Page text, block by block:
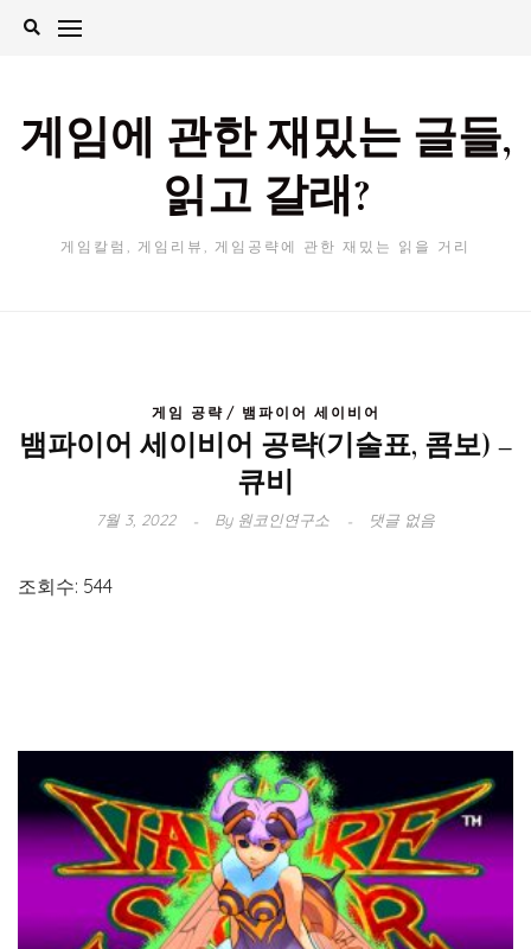
Skip
게임에 관한 재밌는 글들,
읽고 갈래?
게임칼럼, 게임리뷰, 게임공략에 관한 재밌는 읽을 거리
게임 공략 뱀파이어 세이비어
뱀파이어 세이비어 공략(기술표, 콤보) –
큐비
7월 3, 2022 By원코인연구소 댓글 없음
조회수: 544